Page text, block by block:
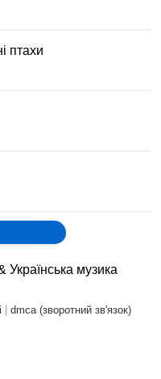
птахи
Українська музика
dmca (зворотний зв'язок)